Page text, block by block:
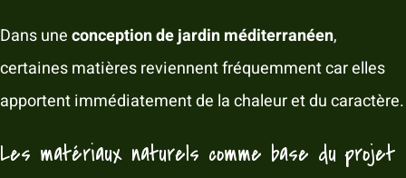
Dans uneconception de jardin méditerranéen,
certaines matières reviennent fréquemment car elles
apportent immédiatement de la chaleur et du caractère.
Les matériaux naturels comme base du projet